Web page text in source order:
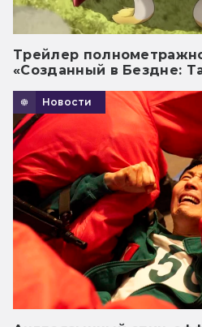
Трейлер
«Созданный в Бездне:
Новости